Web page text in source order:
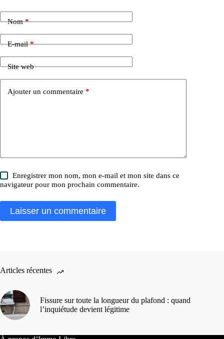
Nom*
E-mail*
Site web
Ajouter un commentaire *
Enregistrer mon nom, mon e-mail et mon site dans ce
navigateur pour mon prochain commentaire.
Laisser un commentaire
Articles récentes
Fissure sur toute la longueur du plafond : quand
l’inquiétude devient légitime